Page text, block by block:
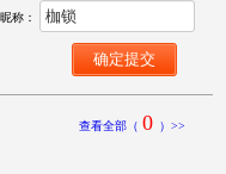
称：
查看全部（ 0 ）>>